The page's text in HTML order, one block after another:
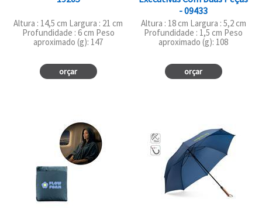
Altura : 14,5 cm Largura : 21 cm
Profundidade : 6 cm Peso
aproximado (g): 147
orçar
- 09433
Altura : 18 cm Largura : 5,2 cm
Profundidade : 1,5 cm Peso
aproximado (g): 108
orçar